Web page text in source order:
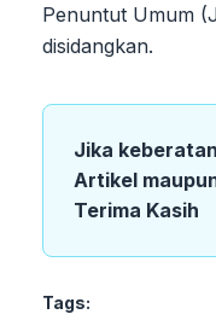
Penuntut Umum
disidangkan.
Jika
Artikel
Terima Kasih
Tags: